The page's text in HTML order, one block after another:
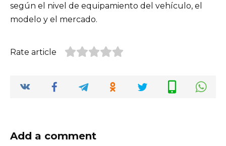
según el nivel de equipamiento del vehículo, el
modelo y el mercado.
Rate article
Add a comment